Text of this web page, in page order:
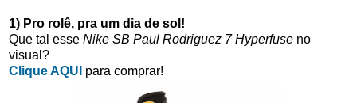
1) Pro rolê, pra um dia de sol!
Que tal esse Nike SB Paul Rodriguez 7 Hyperfuse no
visual?
Clique AQUI para comprar!